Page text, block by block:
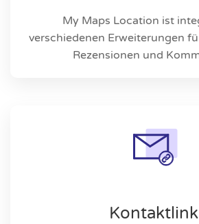
My Maps Location ist
verschiedenen Erweiterungen
Rezensionen und
Kontaktlink